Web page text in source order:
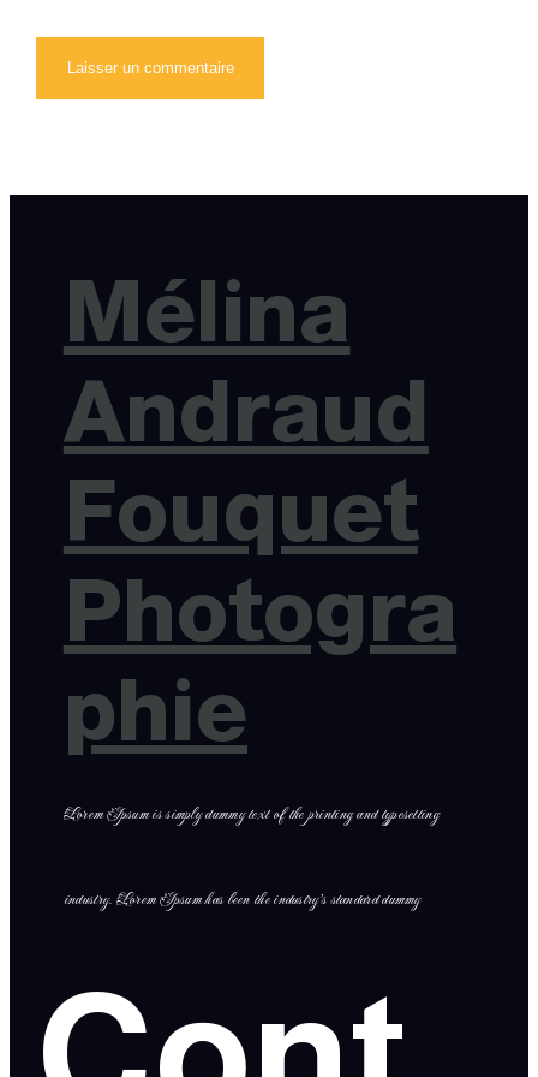
Mélina
Andraud
Fouquet
Photogra
phie
Lorem Ipsum is simply dummy text of the printing and typesetting
industry. Lorem Ipsum has been the industry’s standard dummy